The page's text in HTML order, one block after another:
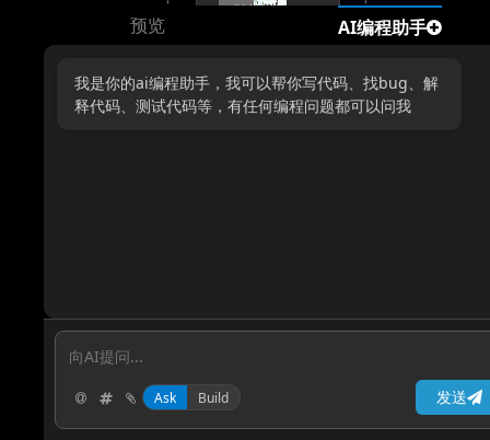
没有账
预览 AI编程助手
我是你的ai编程助手，我可以帮你写代码、找bug、解
释代码、测试代码等，有任何编程问题都可以问我
Ask Build 发送